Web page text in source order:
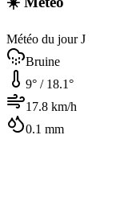
Météo du jour J
Bruine
9° / 18.1°
17.8 km/h
0.1 mm